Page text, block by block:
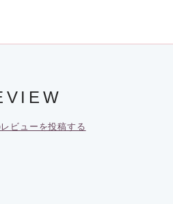
ビューを投稿する